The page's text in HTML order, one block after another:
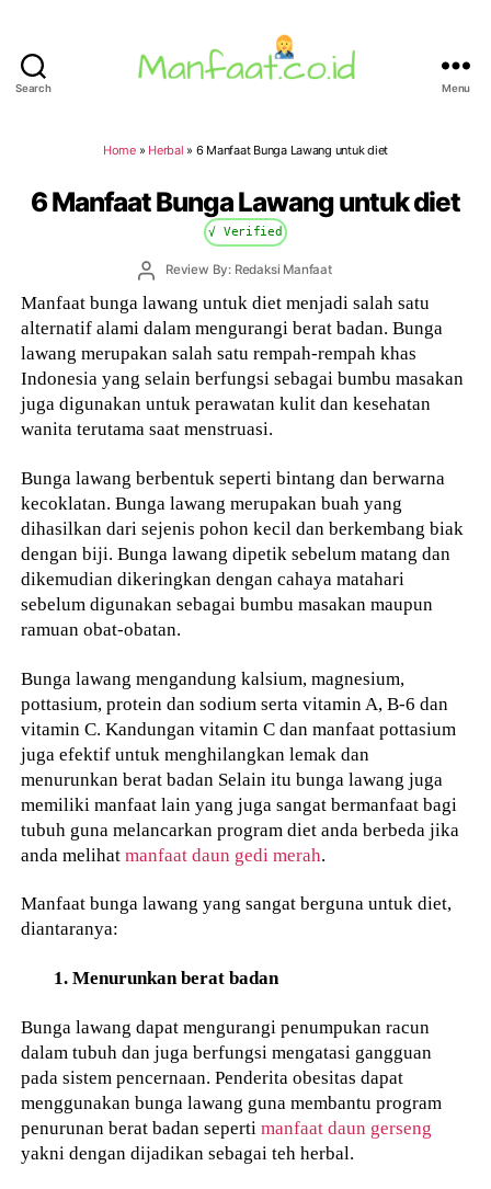
Search Menu
Home» Herbal » 6 Manfaat Bunga Lawang untuk diet
6 Manfaat Bunga Lawang untuk diet
√ Verified
PostReview By: Redaksi Manfaat
Manfaat bunga lawang untuk diet menjadi salah satu
alternatif alami dalam mengurangi berat badan. Bunga
lawang merupakan salah satu rempah-rempah khas
Indonesia yang selain berfungsi sebagai bumbu masakan
juga digunakan untuk perawatan kulit dan kesehatan
wanita terutama saat menstruasi.
Bunga lawang berbentuk seperti bintang dan berwarna
kecoklatan. Bunga lawang merupakan buah yang
dihasilkan dari sejenis pohon kecil dan berkembang biak
dengan biji. Bunga lawang dipetik sebelum matang dan
dikemudian dikeringkan dengan cahaya matahari
sebelum digunakan sebagai bumbu masakan maupun
ramuan obat-obatan.
Bunga lawang mengandung kalsium, magnesium,
pottasium, protein dan sodium serta vitamin A, B-6 dan
vitamin C. Kandungan vitamin C dan manfaat pottasium
juga efektif untuk menghilangkan lemak dan
menurunkan berat badan Selain itu bunga lawang juga
memiliki manfaat lain yang juga sangat bermanfaat bagi
tubuh guna melancarkan program diet anda berbeda jika
anda melihatmanfaat daun gedi merah.
Manfaat bunga lawang yang sangat berguna untuk diet,
diantaranya:
1. Menurunkan berat badan
Bunga lawang dapat mengurangi penumpukan racun
dalam tubuh dan juga berfungsi mengatasi gangguan
pada sistem pencernaan. Penderita obesitas dapat
menggunakan bunga lawang guna membantu program
penurunan berat badan sepertimanfaat daun gerseng
yakni dengan dijadikan sebagai teh herbal.